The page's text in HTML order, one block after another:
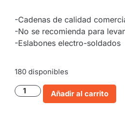
-Cadenas de calidad
-No se recomienda para
-Eslabones electro-soldados
180 disponibles
Añadir al carrito